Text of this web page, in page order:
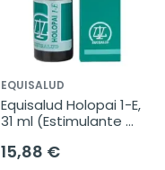
EQUISALUD
Equisalud Holopai 1-E,
31 ml (Estimulante
Central)
15,88 €